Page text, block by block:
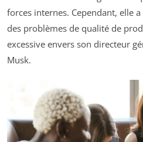
forces internes. Cependant, elle
des problèmes de qualité de
excessive envers son directeur
Musk.